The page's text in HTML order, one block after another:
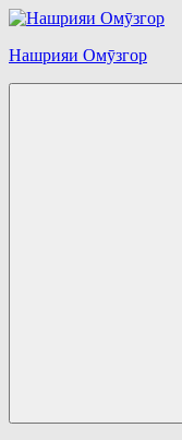
Перейти
содержимому
Нашрияи Омӯзгор